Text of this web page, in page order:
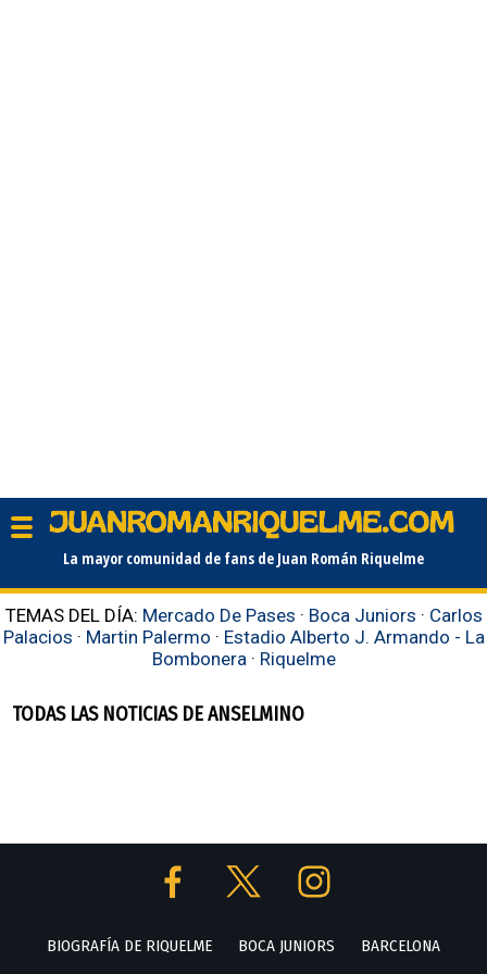
La mayor comunidad de fans de Juan Román Riquelme
TEMAS DEL DÍA: Mercado De Pases · Boca Juniors · Carlos
Palacios · Martin Palermo · Estadio Alberto J. Armando - La
Bombonera · Riquelme
TODAS LAS NOTICIAS DE ANSELMINO
BIOGRAFÍA DE RIQUELME BOCA JUNIORS BARCELONA